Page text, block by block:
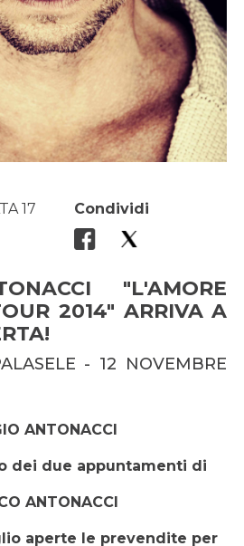
17
Condividi
"L'AMORE
2014" ARRIVA A
- 12 NOVEMBRE
ANTONACCI
dei due appuntamenti di
ANTONACCI
aperte le prevendite per